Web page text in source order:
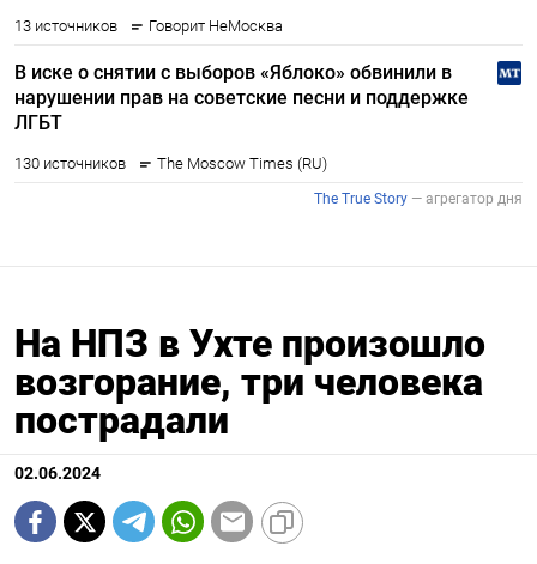
На НПЗ в Ухте произошло
возгорание, три человека
пострадали
02.06.2024